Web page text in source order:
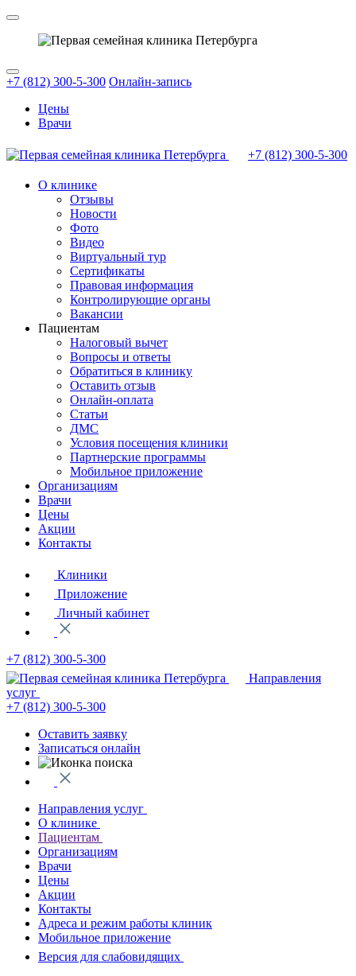
+7 (812) 300-5-300 Онлайн-запись
Цены
Врачи
+7 (812) 300-5-300
О клинике
Отзывы
Новости
Фото
Видео
Виртуальный тур
Сертификаты
Правовая информация
Контролирующие органы
Вакансии
Пациентам
Налоговый вычет
Вопросы и ответы
Обратиться в клинику
Оставить отзыв
Онлайн-оплата
Статьи
ДМС
Условия посещения клиники
Партнерские программы
Мобильное приложение
Организациям
Врачи
Цены
Акции
Контакты
Клиники
Приложение
Личный кабинет
+7 (812) 300-5-300
Направления
услуг
+7 (812) 300-5-300
Оставить заявку
Записаться онлайн
Направления услуг
О клинике
Пациентам
Организациям
Врачи
Цены
Акции
Контакты
Адреса и режим работы клиник
Мобильное приложение
Версия для слабовидящих